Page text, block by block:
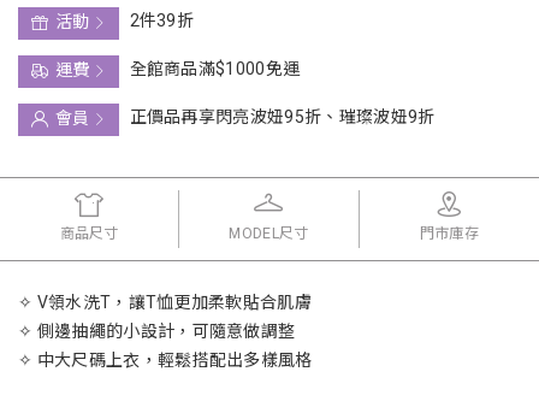
活動
2件39折
運費
全館商品滿$1000免運
會員
正價品再享閃亮波妞95折、璀璨波妞9折
商品尺寸 MODEL尺寸 門市庫存
✧ V領水洗T，讓T恤更加柔軟貼合肌膚
✧ 側邊抽繩的小設計，可隨意做調整
✧ 中大尺碼上衣，輕鬆搭配出多樣風格